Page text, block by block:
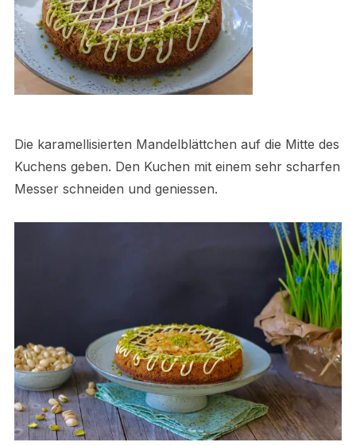
Die karamellisierten Mandelblättchen auf die Mitte des
Kuchens geben. Den Kuchen mit einem sehr scharfen
Messer schneiden und geniessen.